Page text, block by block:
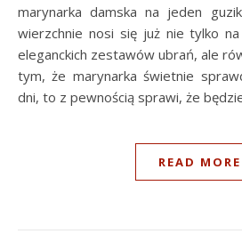
marynarka damska na jeden
wierzchnie nosi się już nie tylko
eleganckich zestawów ubrań, ale
tym, że marynarka świetnie
dni, to z pewnością sprawi, że
READ MORE